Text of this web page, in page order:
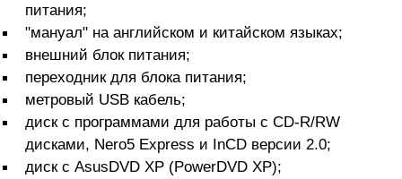
питания;
"мануал" на английском и китайском языках;
внешний блок питания;
переходник для блока питания;
метровый USB кабель;
диск с программами для работы с CD-R/RW
дисками, Nero5 Express и InCD версии 2.0;
диск с AsusDVD XP (PowerDVD XP);